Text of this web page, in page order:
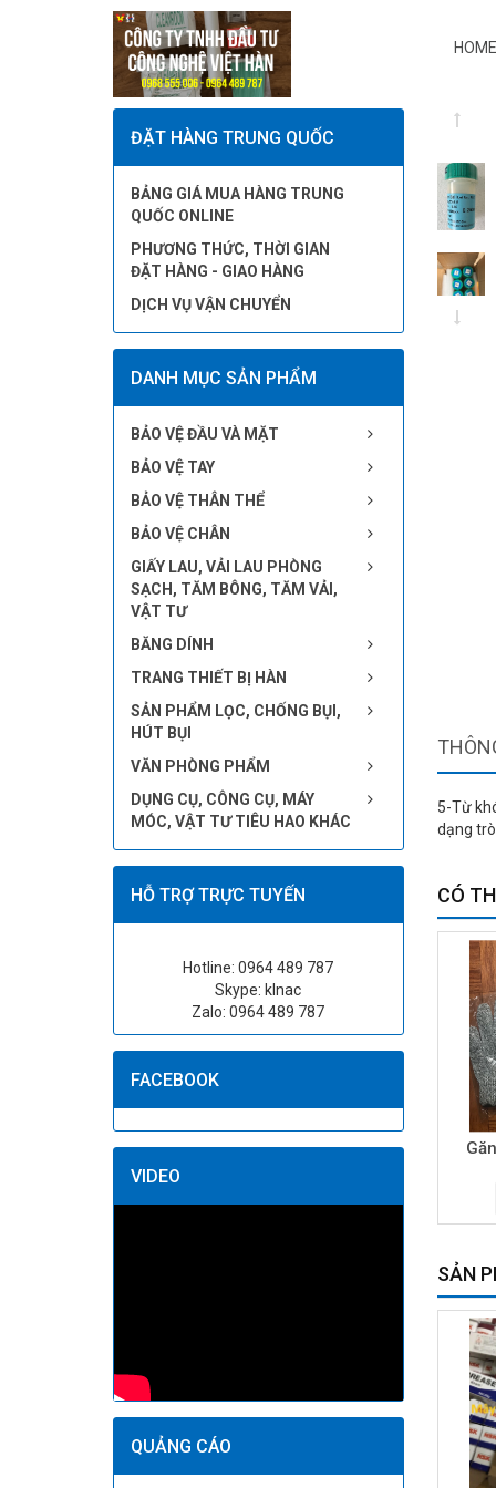
ĐẶT HÀNG TRUNG QUỐC
BẢNG GIÁ MUA HÀNG TRUNG
QUỐC ONLINE
PHƯƠNG THỨC, THỜI GIAN
ĐẶT HÀNG - GIAO HÀNG
DỊCH VỤ VẬN CHUYỂN
DANH MỤC SẢN PHẨM
BẢO VỆ ĐẦU VÀ MẶT
BẢO VỆ TAY
BẢO VỆ THÂN THỂ
BẢO VỆ CHÂN
GIẤY LAU, VẢI LAU PHÒNG
SẠCH, TĂM BÔNG, TĂM VẢI,
VẬT TƯ
BĂNG DÍNH
TRANG THIẾT BỊ HÀN
SẢN PHẨM LỌC, CHỐNG BỤI,
HÚT BỤI
VĂN PHÒNG PHẨM
DỤNG CỤ, CÔNG CỤ, MÁY
MÓC, VẬT TƯ TIÊU HAO KHÁC
HỖ TRỢ TRỰC TUYẾN
Hotline: 0964 489 787
Skype: klnac
Zalo: 0964 489 787
FACEBOOK
VIDEO
QUẢNG CÁO
5-Từ
dạng
CÓ
SẢN